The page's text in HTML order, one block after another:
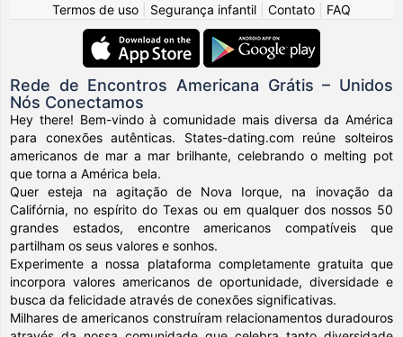
Termos de uso
Segurança infantil Contato FAQ
Rede de Encontros Americana Grátis – Unidos
Nós Conectamos
Hey there! Bem-vindo à comunidade mais diversa da América
para conexões autênticas. States-dating.com reúne solteiros
americanos de mar a mar brilhante, celebrando o melting pot
que torna a América bela.
Quer esteja na agitação de Nova Iorque, na inovação da
Califórnia, no espírito do Texas ou em qualquer dos nossos 50
grandes estados, encontre americanos compatíveis que
partilham os seus valores e sonhos.
Experimente a nossa plataforma completamente gratuita que
incorpora valores americanos de oportunidade, diversidade e
busca da felicidade através de conexões significativas.
Milhares de americanos construíram relacionamentos duradouros